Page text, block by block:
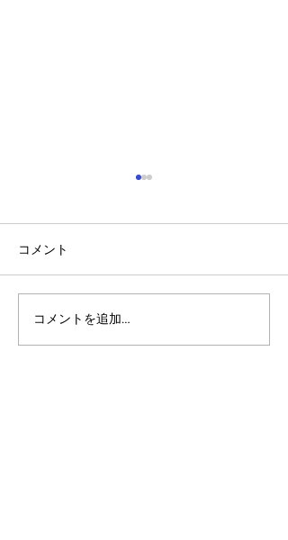
アルゴランドのポスト量
子暗号（PQC）ロードマ
コメント
コメントを追加…